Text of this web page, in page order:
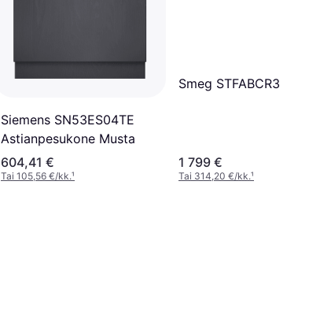
Siemens SN53ES04TE
Astianpesukone Musta
604,41 €
Tai 105,56 €/kk.¹
Smeg STFABCR3
1 799 €
Tai 314,20 €/kk.¹